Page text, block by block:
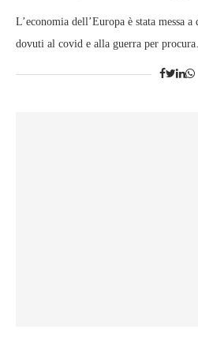
L’economia dell’Europa è stata messa
dovuti al covid e alla guerra per